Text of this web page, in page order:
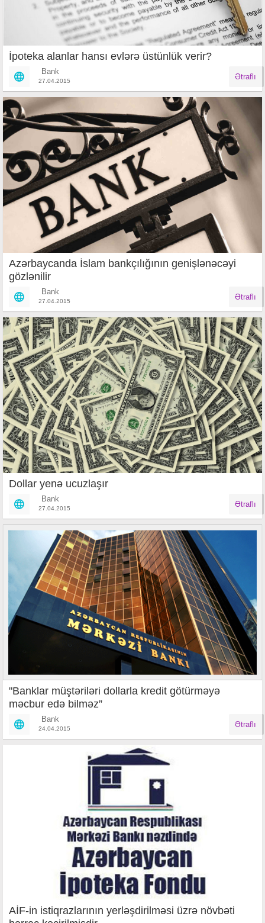
İpoteka alanlar hansı evlərə üstünlük verir?
Bank
27.04.2015 Ətraflı
Azərbaycanda İslam bankçılığının genişlənəcəyi
gözlənilir
Bank
27.04.2015 Ətraflı
Dollar yenə ucuzlaşır
Bank
27.04.2015 Ətraflı
"Banklar müştəriləri dollarla kredit götürməyə
məcbur edə bilməz”
Bank
24.04.2015 Ətraflı
AİF-in istiqrazlarının yerləşdirilməsi üzrə növbəti